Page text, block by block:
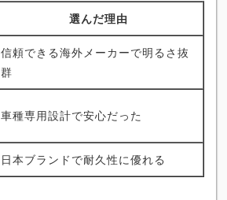
選んだ理由
信頼できる海外メーカーで明るさ抜
群
車種専用設計で安心だった
日本ブランドで耐久性に優れる